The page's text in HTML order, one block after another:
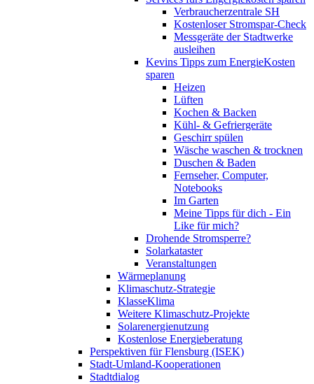
Verbraucherzentrale SH
Kostenloser Stromspar-Check
Messgeräte der Stadtwerke
ausleihen
Kevins Tipps zum EnergieKosten
sparen
Heizen
Lüften
Kochen & Backen
Kühl- & Gefriergeräte
Geschirr spülen
Wäsche waschen & trocknen
Duschen & Baden
Fernseher, Computer,
Notebooks
Im Garten
Meine Tipps für dich - Ein
Like für mich?
Drohende Stromsperre?
Solarkataster
Veranstaltungen
Wärmeplanung
Klimaschutz-Strategie
KlasseKlima
Weitere Klimaschutz-Projekte
Solarenergienutzung
Kostenlose Energieberatung
Perspektiven für Flensburg (ISEK)
Stadt-Umland-Kooperationen
Stadtdialog